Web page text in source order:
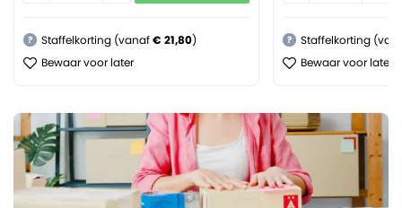
? Staffelkorting (vanaf€ 21,80)
Bewaar voor later
?
Staffelkorting
Bewaar voor later